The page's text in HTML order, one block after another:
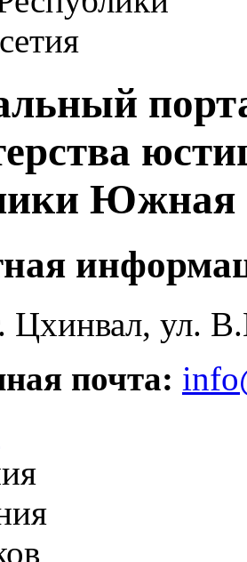
Южная
Цхинвал, ул.
почта: